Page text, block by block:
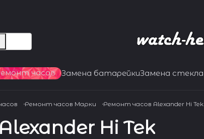
часов Замена батарейкиЗамена стекла
Ремонт часов Марки Ремонт часов Alexander Hi Tek
Hi Tek